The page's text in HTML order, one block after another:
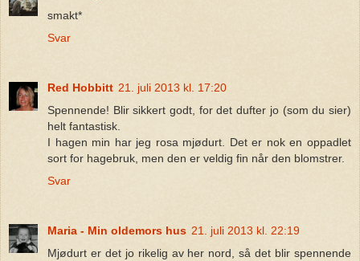
smakt*
Svar
Red Hobbitt 21. juli 2013 kl. 17:20
Spennende! Blir sikkert godt, for det dufter jo (som du sier)
helt fantastisk.
I hagen min har jeg rosa mjødurt. Det er nok en oppadlet
sort for hagebruk, men den er veldig fin når den blomstrer.
Svar
Maria - Min oldemors hus 21. juli 2013 kl. 22:19
Mjødurt er det jo rikelig av her nord, så det blir spennende